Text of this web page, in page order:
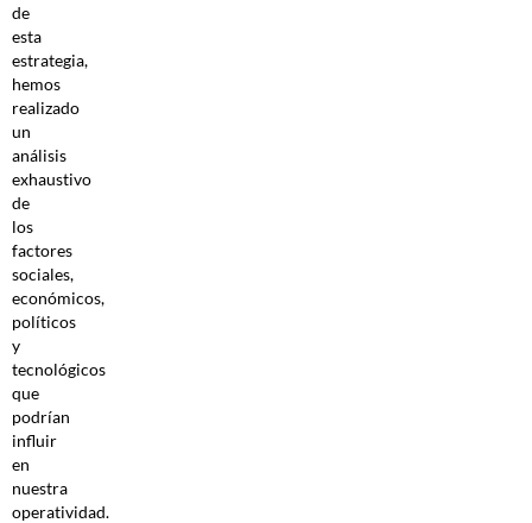
de
esta
estrategia,
hemos
realizado
un
análisis
exhaustivo
de
los
factores
sociales,
económicos,
políticos
y
tecnológicos
que
podrían
influir
en
nuestra
operatividad.